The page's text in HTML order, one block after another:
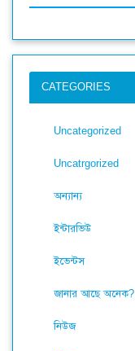
CATEGORIES
Uncategorized
Uncatrgorized
অন্যান্য
ইন্টারভিউ
ইভেন্টস
জানার আছে অনেক?
নিউজ